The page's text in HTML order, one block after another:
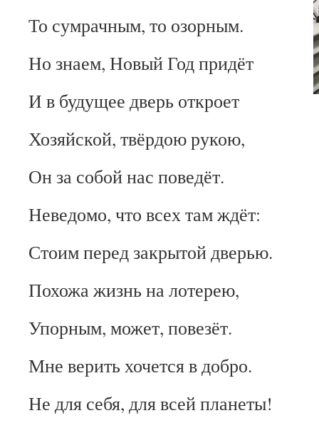
То сумрачным, то озорным.
Но знаем, Новый Год придёт
И в будущее дверь откроет
Хозяйской, твёрдою рукою,
Он за собой нас поведёт.
Неведомо, что всех там ждёт:
Стоим перед закрытой дверью.
Похожа жизнь на лотерею,
Упорным, может, повезёт.
Мне верить хочется в добро.
Не для себя, для всей планеты!